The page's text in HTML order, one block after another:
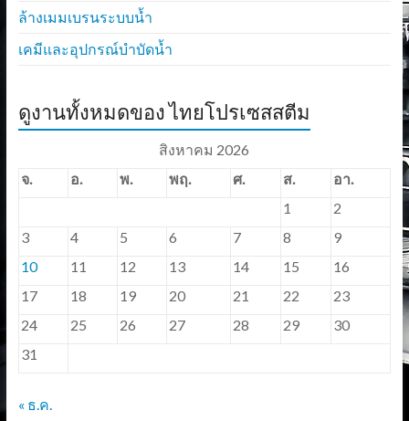
ล้างเมมเบรนระบบน้ำ
เคมีและอุปกรณ์บำบัดน้ำ
ดูงานทั้งหมดของ ไทยโปรเซสสตีม
สิงหาคม 2026
จ.
อ. พ. พฤ. ศ. ส.
อา.
1
2
3
4 5 6 7 8
9
10
11 12 13 14 15
16
17
18 19 20 21 22
23
24
25 26 27 28 29
30
31
« ธ.ค.